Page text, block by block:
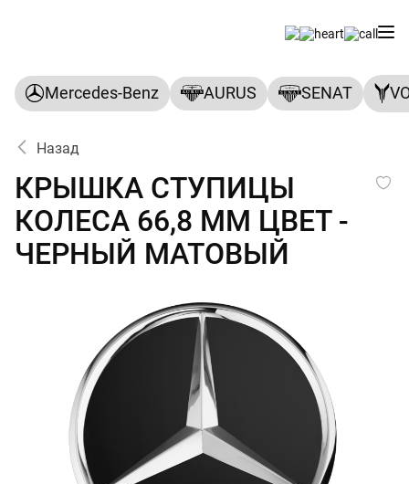
Mercedes-Benz AURUS SENAT
Назад
КРЫШКА СТУПИЦЫ
КРЫШКА СТУПИЦЫ
КОЛЕСА 66,8 ММ ЦВЕТ -
ЧЕРНЫЙ МАТОВЫЙ